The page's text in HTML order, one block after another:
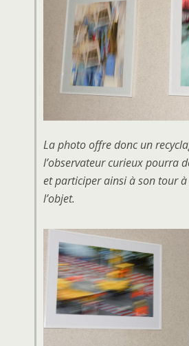
La photo offre donc un
l’observateur curieux pourra
et participer ainsi à son tour
l’objet.